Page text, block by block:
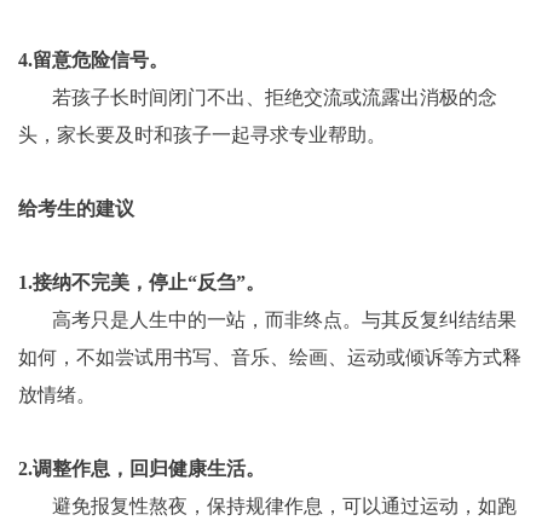
4.留意危险信号。
若孩子长时间闭门不出、拒绝交流或流露出消极的念
头，家长要及时和孩子一起寻求专业帮助。
给考生的建议
1.接纳不完美，停止“反刍”。
高考只是人生中的一站，而非终点。与其反复纠结结果
如何，不如尝试用书写、音乐、绘画、运动或倾诉等方式释
放情绪。
2.调整作息，回归健康生活。
避免报复性熬夜，保持规律作息，可以通过运动，如跑